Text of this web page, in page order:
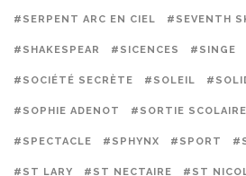
#SERPENT ARC EN CIEL #SEVENTH
#SHAKESPEAR #SICENCES #SINGE
#SOCIÉTÉ SECRÈTE #SOLEIL
#SOPHIE ADENOT #SORTIE SCOLAIRE
#SPECTACLE #SPHYNX #SPORT
#ST LARY #ST NECTAIRE #ST